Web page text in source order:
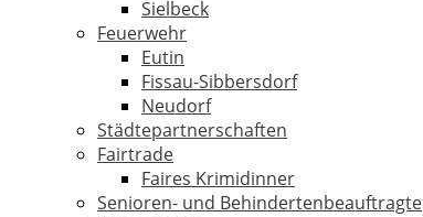
Sielbeck
Feuerwehr
Eutin
Fissau-Sibbersdorf
Neudorf
Städtepartnerschaften
Fairtrade
Faires Krimidinner
Senioren- und Behindertenbeauftragte